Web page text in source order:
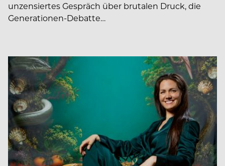
unzensiertes Gespräch über brutalen Druck, die
Generationen-Debatte…